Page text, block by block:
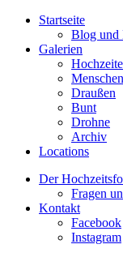
Startseite
Blog und
Galerien
Menschen
Draußen
Bunt
Drohne
Archiv
Locations
Der
Fragen
Kontakt
Facebook
Instagram